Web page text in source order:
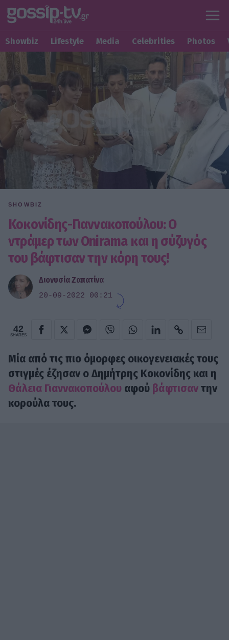
Showbiz Lifestyle Media Celebrities Photos
SHOWBIZ
Κοκονίδης-Γιαννακοπούλου: Ο
ντράμερ των Onirama και η σύζυγός
του βάφτισαν την κόρη τους!
Διονυσία Ζαπατίνα
20-09-2022 00:21
42
SHARES
Μία από τις πιο όμορφες οικογενειακές τους
στιγμές έζησαν οΔημήτρης Κοκονίδης και η
Θάλεια Γιαννακοπούλου αφού βάφτισαντην
κορούλα τους.